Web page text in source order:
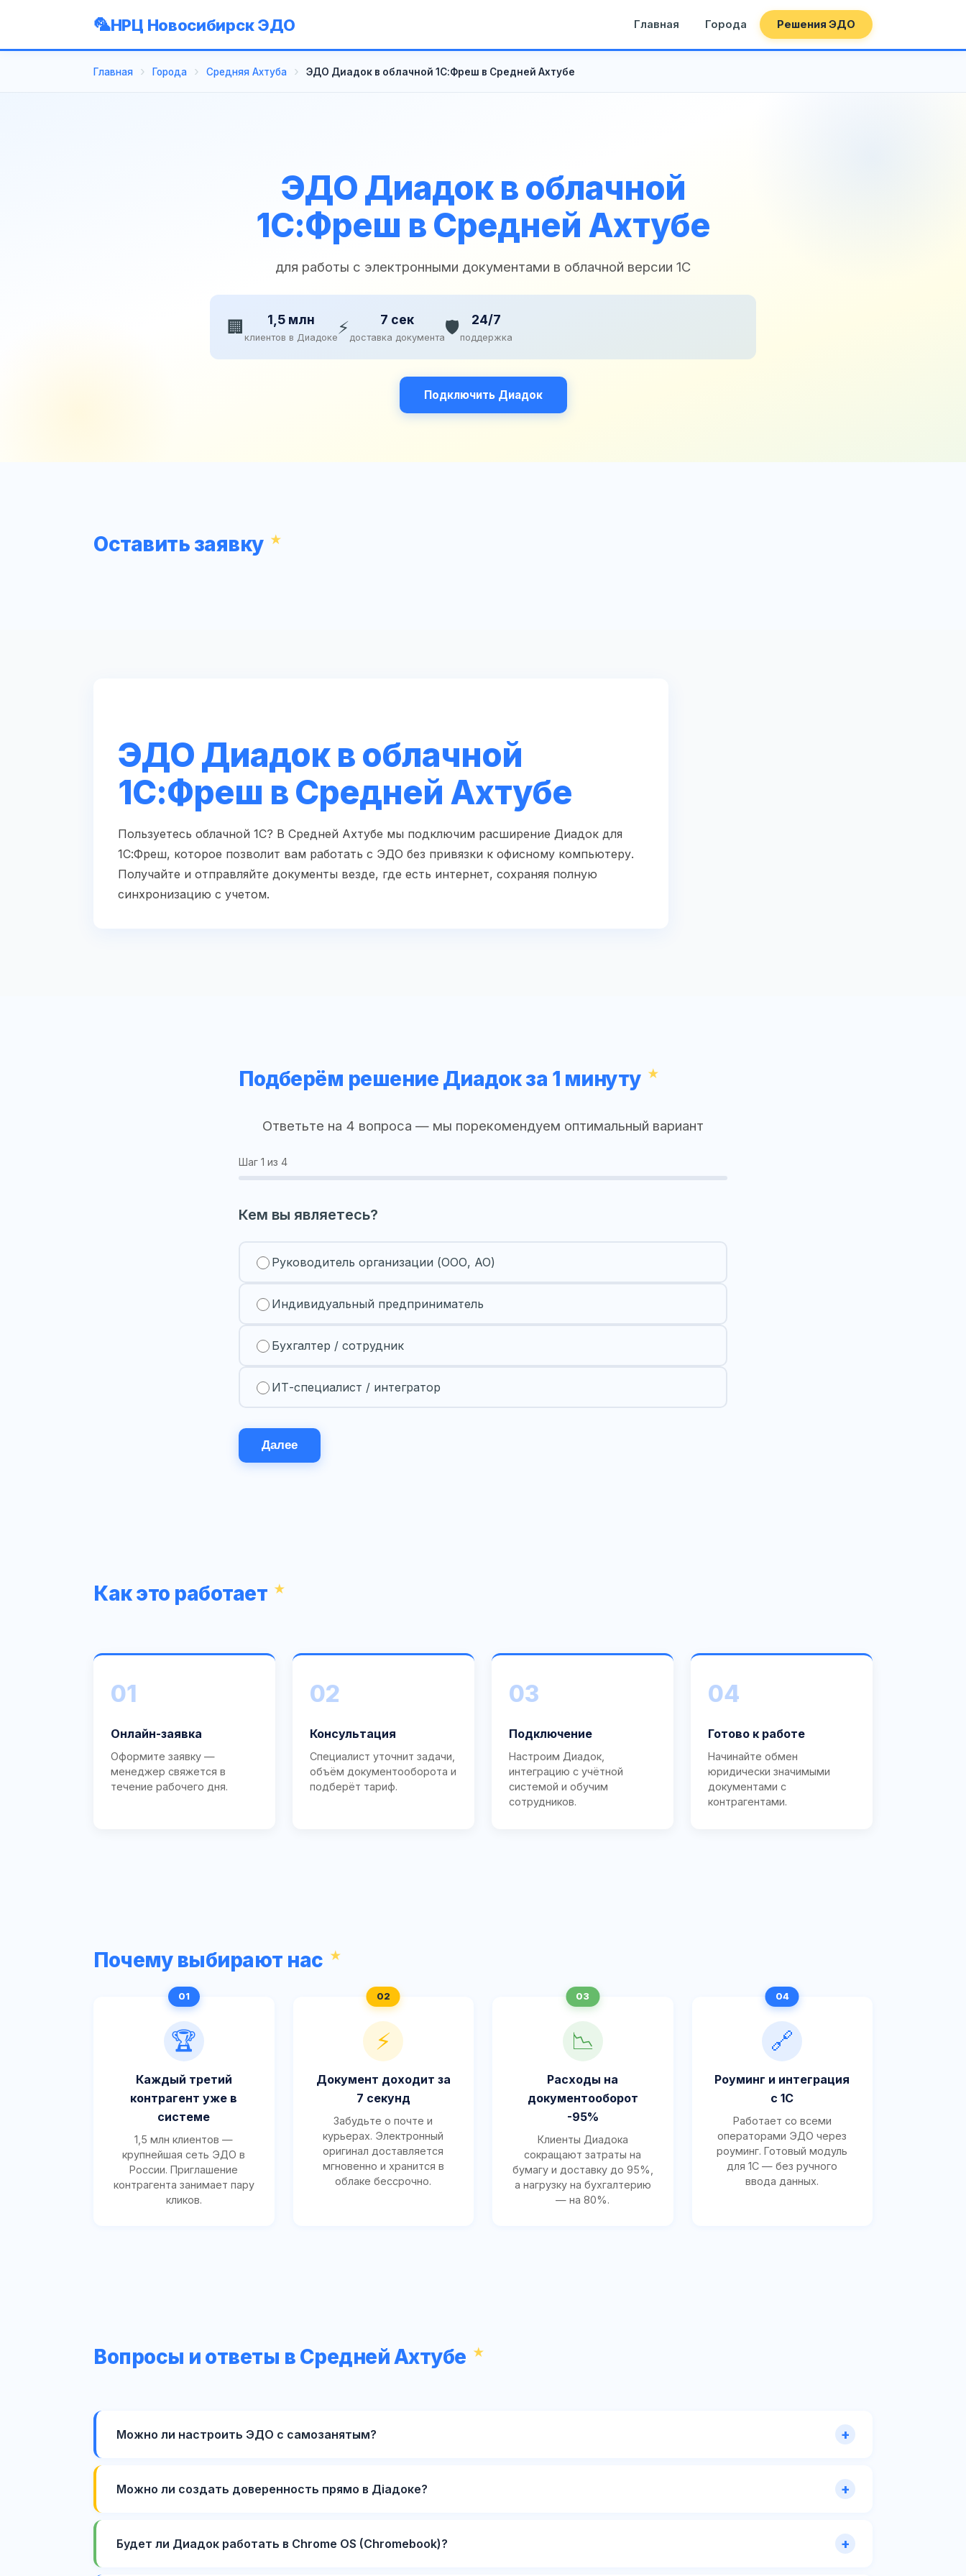
НРЦ Новосибирск ЭДО Главная Города Решения ЭДО
Главная Города Средняя Ахтуба ЭДО Диадок в облачной 1С:Фреш в Средней Ахтубе
ЭДО Диадок в облачной
1С:Фреш в Средней Ахтубе
для работы с электронными документами в облачной версии 1С
🏢 1,5 млн
клиентов в Диадоке ⚡ 7 сек
доставка документа🛡️ 24/7
поддержка
Подключить Диадок
Оставить заявку
ЭДО Диадок в облачной
1С:Фреш в Средней Ахтубе
Пользуетесь облачной 1С? В Средней Ахтубе мы подключим расширение Диадок для
1С:Фреш, которое позволит вам работать с ЭДО без привязки к офисному компьютеру.
Получайте и отправляйте документы везде, где есть интернет, сохраняя полную
синхронизацию с учетом.
Подберём решение Диадок за 1 минуту
Ответьте на 4 вопроса — мы порекомендуем оптимальный вариант
Шаг 1 из 4
Кем вы являетесь?
Руководитель организации (ООО, АО)
Индивидуальный предприниматель
Бухгалтер / сотрудник
ИТ-специалист / интегратор
Далее
Как это работает
01
Онлайн-заявка
Оформите заявку —
менеджер свяжется в
течение рабочего дня.
02
Консультация
Специалист уточнит задачи,
объём документооборота и
подберёт тариф.
03
Подключение
Настроим Диадок,
интеграцию с учётной
системой и обучим
сотрудников.
04
Готово к работе
Начинайте обмен
юридически значимыми
документами с
контрагентами.
Почему выбирают нас
🏆
Каждый третий
контрагент уже в
системе
1,5 млн клиентов —
крупнейшая сеть ЭДО в
России. Приглашение
контрагента занимает пару
кликов.
⚡
Документ доходит за
7 секунд
Забудьте о почте и
курьерах. Электронный
оригинал доставляется
мгновенно и хранится в
облаке бессрочно.
📉
Расходы на
документооборот
-95%
Клиенты Диадока
сокращают затраты на
бумагу и доставку до 95%,
а нагрузку на бухгалтерию
— на 80%.
🔗
Роуминг и интеграция
с 1С
Работает со всеми
операторами ЭДО через
роуминг. Готовый модуль
для 1С — без ручного
ввода данных.
Вопросы и ответы в Средней Ахтубе
Можно ли настроить ЭДО с самозанятым?
Можно ли создать доверенность прямо в Діадоке?
Будет ли Диадок работать в Chrome OS (Chromebook)?